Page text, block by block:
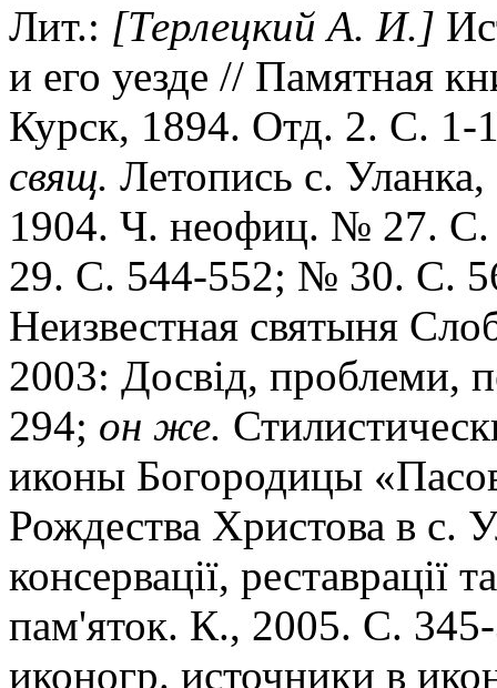
Лит.: [Терлецкий А. И.]
и его уезде // Памятная
Курск, 1894. Отд. 2. С. 1-
свящ. Летопись с.
1904. Ч. неофиц. № 27.
29. С. 544-552; № 30. С.
Неизвестная святыня
2003: Досвiд, проблеми,
294; он же.
иконы Богородицы
Рождества Христова в с.
консервацiï, реставрацiï
пам'яток. К., 2005. С.
иконогр. источники в